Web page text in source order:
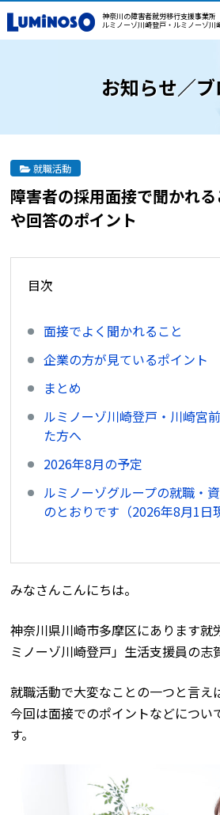
神奈川の障害者就労移行支援事業所
ルミノーゾ川崎登戸・ルミノーゾ川
お知らせ／
就職活動
障害者の採用面接で聞かれ
や回答のポイント
目次
面接でよく聞かれること
企業の方が見ているポイント
まとめ
ルミノーゾ川崎登戸・川崎宮
た方へ
2026年8月の予定
ルミノーゾグループの就職・
のとおりです（2026年8月1日
みなさんこんにちは。
神奈川県川崎市多摩区にあります就
ミノーゾ川崎登戸」生活支援員の志
就職活動で大変なことの一つと言え
今回は面接でのポイントなどについ
す。